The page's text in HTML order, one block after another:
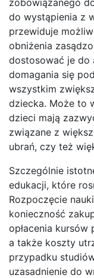
do wystąpienia z
przewiduje
obniżenia
dostosować je do
domagania się
wszystkim
dziecka. Może to
dzieci mają
związane z
ubrań, czy też
Szczególnie
edukacji, które
Rozpoczęcie
konieczność
opłacenia
a także koszty
przypadku
uzasadnienie do